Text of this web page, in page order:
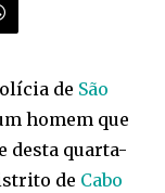
de São
homem que
desta quarta-
de Cabo